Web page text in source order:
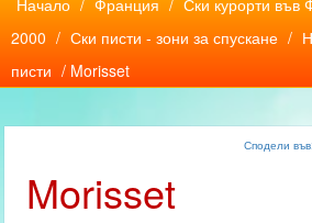
Начало / Франция / Ски курорти във
2000 / Ски писти - зони за спускане /
писти / Morisset
Сподели във:
Morisset